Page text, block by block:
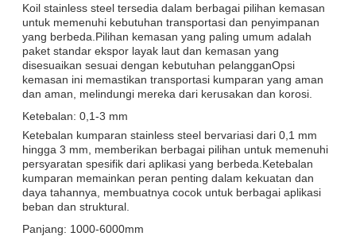
Koil stainless steel tersedia dalam berbagai pilihan kemasan
untuk memenuhi kebutuhan transportasi dan penyimpanan
yang berbeda.Pilihan kemasan yang paling umum adalah
paket standar ekspor layak laut dan kemasan yang
disesuaikan sesuai dengan kebutuhan pelangganOpsi
kemasan ini memastikan transportasi kumparan yang aman
dan aman, melindungi mereka dari kerusakan dan korosi.
Ketebalan: 0,1-3 mm
Ketebalan kumparan stainless steel bervariasi dari 0,1 mm
hingga 3 mm, memberikan berbagai pilihan untuk memenuhi
persyaratan spesifik dari aplikasi yang berbeda.Ketebalan
kumparan memainkan peran penting dalam kekuatan dan
daya tahannya, membuatnya cocok untuk berbagai aplikasi
beban dan struktural.
Panjang: 1000-6000mm